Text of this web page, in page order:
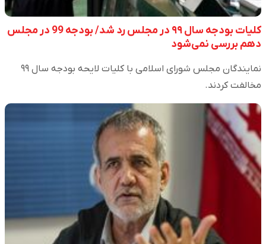
کلیات بودجه سال ۹۹ در مجلس رد شد/ بودجه 99 در مجلس
دهم بررسی نمی‌شود
نمایندگان مجلس شورای اسلامی با کلیات لایحه بودجه سال ۹۹
مخالفت کردند.